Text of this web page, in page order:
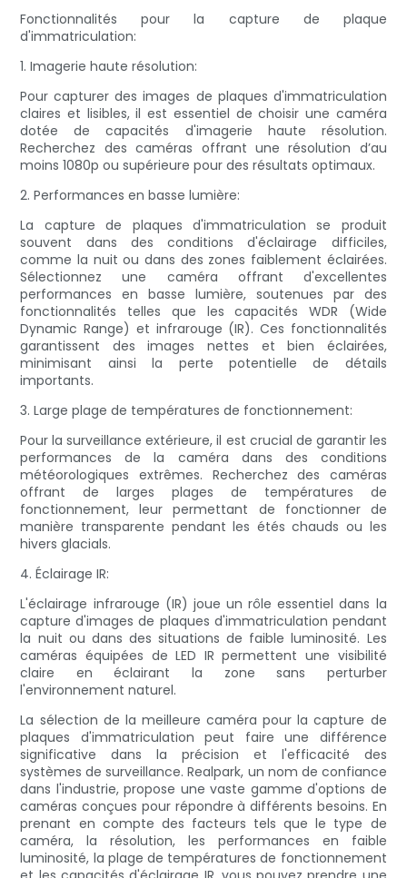
Fonctionnalités pour la capture de plaque
d'immatriculation:
1. Imagerie haute résolution:
Pour capturer des images de plaques d'immatriculation
claires et lisibles, il est essentiel de choisir une caméra
dotée de capacités d'imagerie haute résolution.
Recherchez des caméras offrant une résolution d’au
moins 1080p ou supérieure pour des résultats optimaux.
2. Performances en basse lumière:
La capture de plaques d'immatriculation se produit
souvent dans des conditions d'éclairage difficiles,
comme la nuit ou dans des zones faiblement éclairées.
Sélectionnez une caméra offrant d'excellentes
performances en basse lumière, soutenues par des
fonctionnalités telles que les capacités WDR (Wide
Dynamic Range) et infrarouge (IR). Ces fonctionnalités
garantissent des images nettes et bien éclairées,
minimisant ainsi la perte potentielle de détails
importants.
3. Large plage de températures de fonctionnement:
Pour la surveillance extérieure, il est crucial de garantir les
performances de la caméra dans des conditions
météorologiques extrêmes. Recherchez des caméras
offrant de larges plages de températures de
fonctionnement, leur permettant de fonctionner de
manière transparente pendant les étés chauds ou les
hivers glacials.
4. Éclairage IR:
L'éclairage infrarouge (IR) joue un rôle essentiel dans la
capture d'images de plaques d'immatriculation pendant
la nuit ou dans des situations de faible luminosité. Les
caméras équipées de LED IR permettent une visibilité
claire en éclairant la zone sans perturber
l'environnement naturel.
La sélection de la meilleure caméra pour la capture de
plaques d'immatriculation peut faire une différence
significative dans la précision et l'efficacité des
systèmes de surveillance. Realpark, un nom de confiance
dans l'industrie, propose une vaste gamme d'options de
caméras conçues pour répondre à différents besoins. En
prenant en compte des facteurs tels que le type de
caméra, la résolution, les performances en faible
luminosité, la plage de températures de fonctionnement